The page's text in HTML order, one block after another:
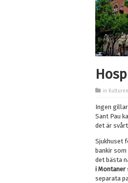
in Kulturen
Ingen
Sant Pau
det är
Sjukhuset
bankir
det bästa
i Montaner
separata